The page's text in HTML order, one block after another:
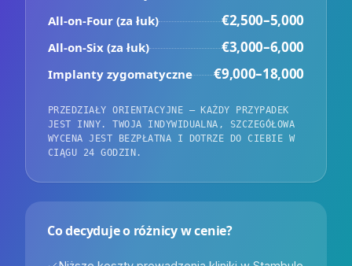
All-on-Four (za łuk) €2,500–5,000
All-on-Six (za łuk) €3,000–6,000
Implanty zygomatyczne €9,000–18,000
PRZEDZIAŁY ORIENTACYJNE — KAŻDY PRZYPADEK
JEST INNY. TWOJA INDYWIDUALNA, SZCZEGÓŁOWA
WYCENA JEST BEZPŁATNA I DOTRZE DO CIEBIE W
CIĄGU 24 GODZIN.
Co decyduje o różnicy w cenie?